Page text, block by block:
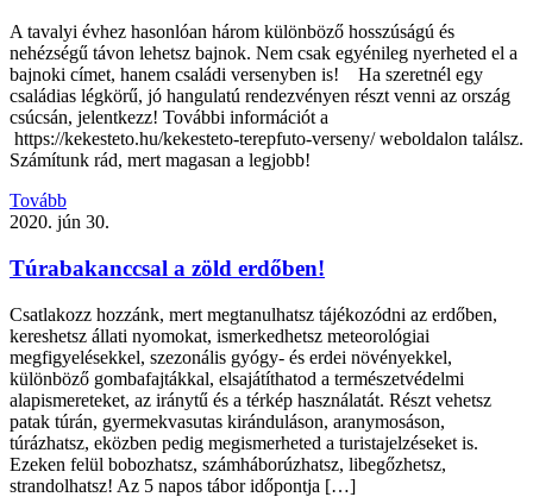
A tavalyi évhez hasonlóan három különböző hosszúságú és
nehézségű távon lehetsz bajnok. Nem csak egyénileg nyerheted el a
bajnoki címet, hanem családi versenyben is! Ha szeretnél egy
családias légkörű, jó hangulatú rendezvényen részt venni az ország
csúcsán, jelentkezz! További információt a
https://kekesteto.hu/kekesteto-terepfuto-verseny/ weboldalon találsz.
Számítunk rád, mert magasan a legjobb!
Tovább
2020. jún 30.
Túrabakanccsal a zöld erdőben!
Csatlakozz hozzánk, mert megtanulhatsz tájékozódni az erdőben,
kereshetsz állati nyomokat, ismerkedhetsz meteorológiai
megfigyelésekkel, szezonális gyógy- és erdei növényekkel,
különböző gombafajtákkal, elsajátíthatod a természetvédelmi
alapismereteket, az iránytű és a térkép használatát. Részt vehetsz
patak túrán, gyermekvasutas kiránduláson, aranymosáson,
túrázhatsz, eközben pedig megismerheted a turistajelzéseket is.
Ezeken felül bobozhatsz, számháborúzhatsz, libegőzhetsz,
strandolhatsz! Az 5 napos tábor időpontja […]